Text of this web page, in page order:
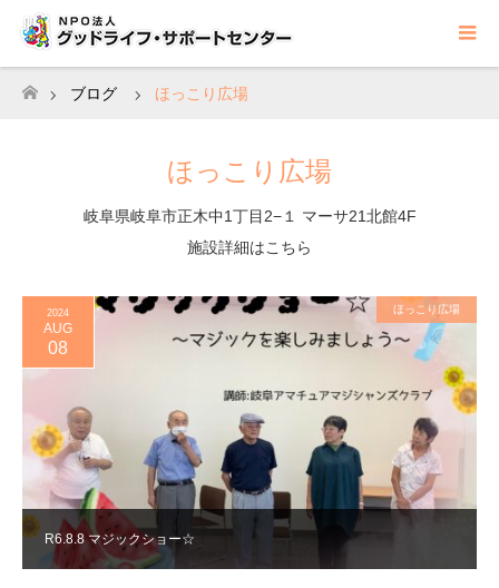
ホーム
ブログ ほっこり広場
ほっこり広場
岐阜県岐阜市正木中1丁目2−１ マーサ21北館4F
施設詳細はこちら
R6.8.8 マジックショー☆
2024
AUG
08
ほっこり広場